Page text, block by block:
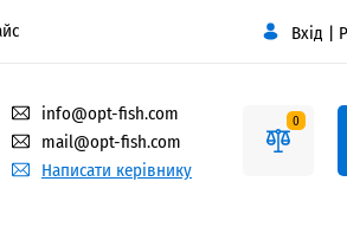
Вхід |
info@opt-fish.com
mail@opt-fish.com
Написати керівнику
0